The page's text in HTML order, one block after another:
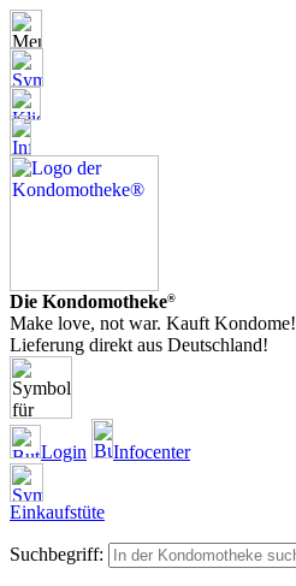
Die Kondomotheke®
Make love, not war. Kauft Kondome!
Lieferung direkt aus Deutschland!
Login Infocenter
Einkaufstüte
Suchbegriff: